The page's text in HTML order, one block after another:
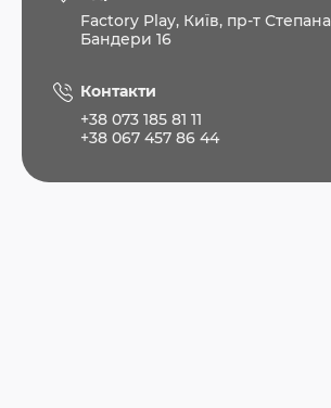
Factory Play, Київ, пр-т Степана
Бандери 16
Контакти
+38 073 185 81 11
+38 067 457 86 44